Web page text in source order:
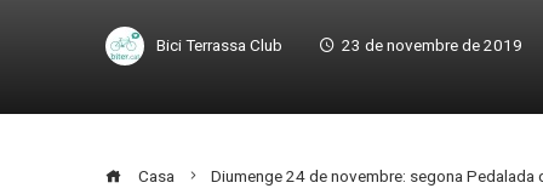
Bici Terrassa Club 23 de novembre de 2019
Casa Diumenge 24 de novembre: segona Pedalada